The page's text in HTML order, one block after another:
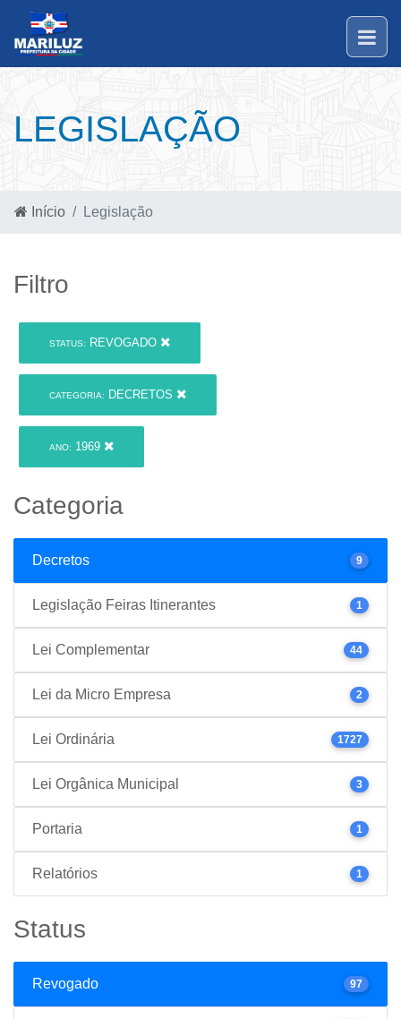
LEGISLAÇÃO
Início Legislação
Filtro
STATUS: REVOGADO
CATEGORIA: DECRETOS
ANO: 1969
Categoria
Decretos 9
Legislação Feiras Itinerantes 1
Lei Complementar 44
Lei da Micro Empresa 2
Lei Ordinária 1727
Lei Orgânica Municipal 3
Portaria 1
Relatórios 1
Status
Revogado 97